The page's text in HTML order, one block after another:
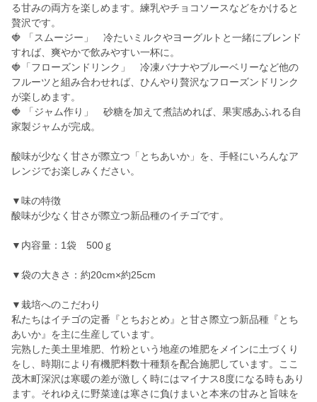
る甘みの両方を楽しめます。練乳やチョコソースなどをかけると
贅沢です。
🍓 「スムージー」 冷たいミルクやヨーグルトと一緒にブレンド
すれば、爽やかで飲みやすい一杯に。
🍓「フローズンドリンク」 冷凍バナナやブルーベリーなど他の
フルーツと組み合わせれば、ひんやり贅沢なフローズンドリンク
が楽しめます。
🍓 「ジャム作り」 砂糖を加えて煮詰めれば、果実感あふれる自
家製ジャムが完成。
酸味が少なく甘さが際立つ「とちあいか」を、手軽にいろんなア
レンジでお楽しみください。
▼味の特徴
酸味が少なく甘さが際立つ新品種のイチゴです。
▼内容量：1袋 500ｇ
▼袋の大きさ：約20cm×約25cm
▼栽培へのこだわり
私たちはイチゴの定番『とちおとめ』と甘さ際立つ新品種『とち
あいか』を主に生産しています。
完熟した美土里堆肥、竹粉という地産の堆肥をメインに土づくり
をし、時期により有機肥料数十種類を配合施肥しています。ここ
茂木町深沢は寒暖の差が激しく時にはマイナス8度になる時もあり
ます。それゆえに野菜達は寒さに負けまいと本来の甘みと旨味を